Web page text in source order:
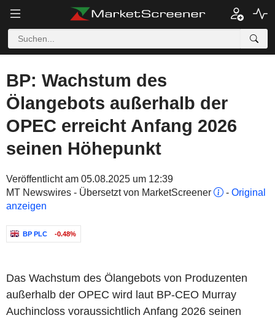
BP: Wachstum des
Ölangebots außerhalb der
OPEC erreicht Anfang 2026
seinen Höhepunkt
Veröffentlicht am 05.08.2025 um 12:39
MT Newswires - Übersetzt von MarketScreener
- Original
anzeigen
BP PLC -0.48%
Das Wachstum des Ölangebots von Produzenten
außerhalb der OPEC wird laut BP-CEO Murray
Auchincloss voraussichtlich Anfang 2026 seinen